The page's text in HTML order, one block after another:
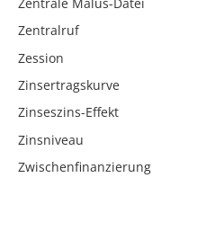
Zentralruf
Zession
Zinsertragskurve
Zinseszins-Effekt
Zinsniveau
Zwischenfinanzierung